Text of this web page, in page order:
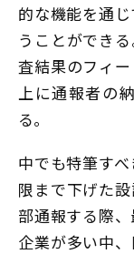
的な機能を通
うことができ
査結果のフィ
上に通報者の
る。
中でも特筆す
限まで下げた
部通報する際
企業が多い中